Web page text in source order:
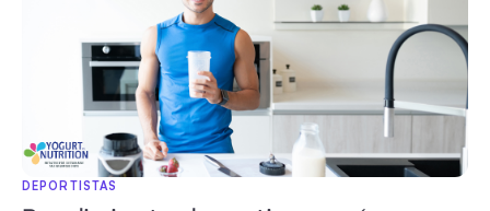
DEPORTISTAS